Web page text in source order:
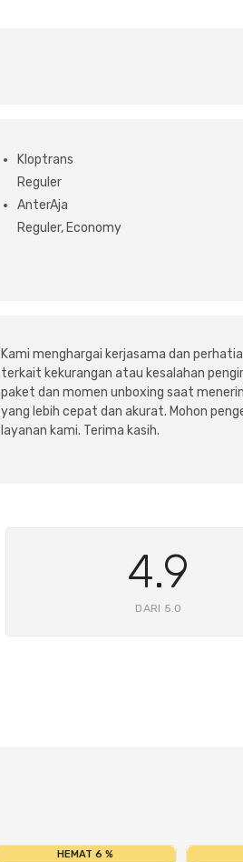
Kloptrans
Reguler
AnterAja
Reguler, Economy
Kami menghargai kerjasama dan
terkait kekurangan atau kesalahan
paket dan momen unboxing saat
yang lebih cepat dan akurat. Mohon
layanan kami. Terima kasih.
4.9
DARI 5.0
HEMAT 6 %